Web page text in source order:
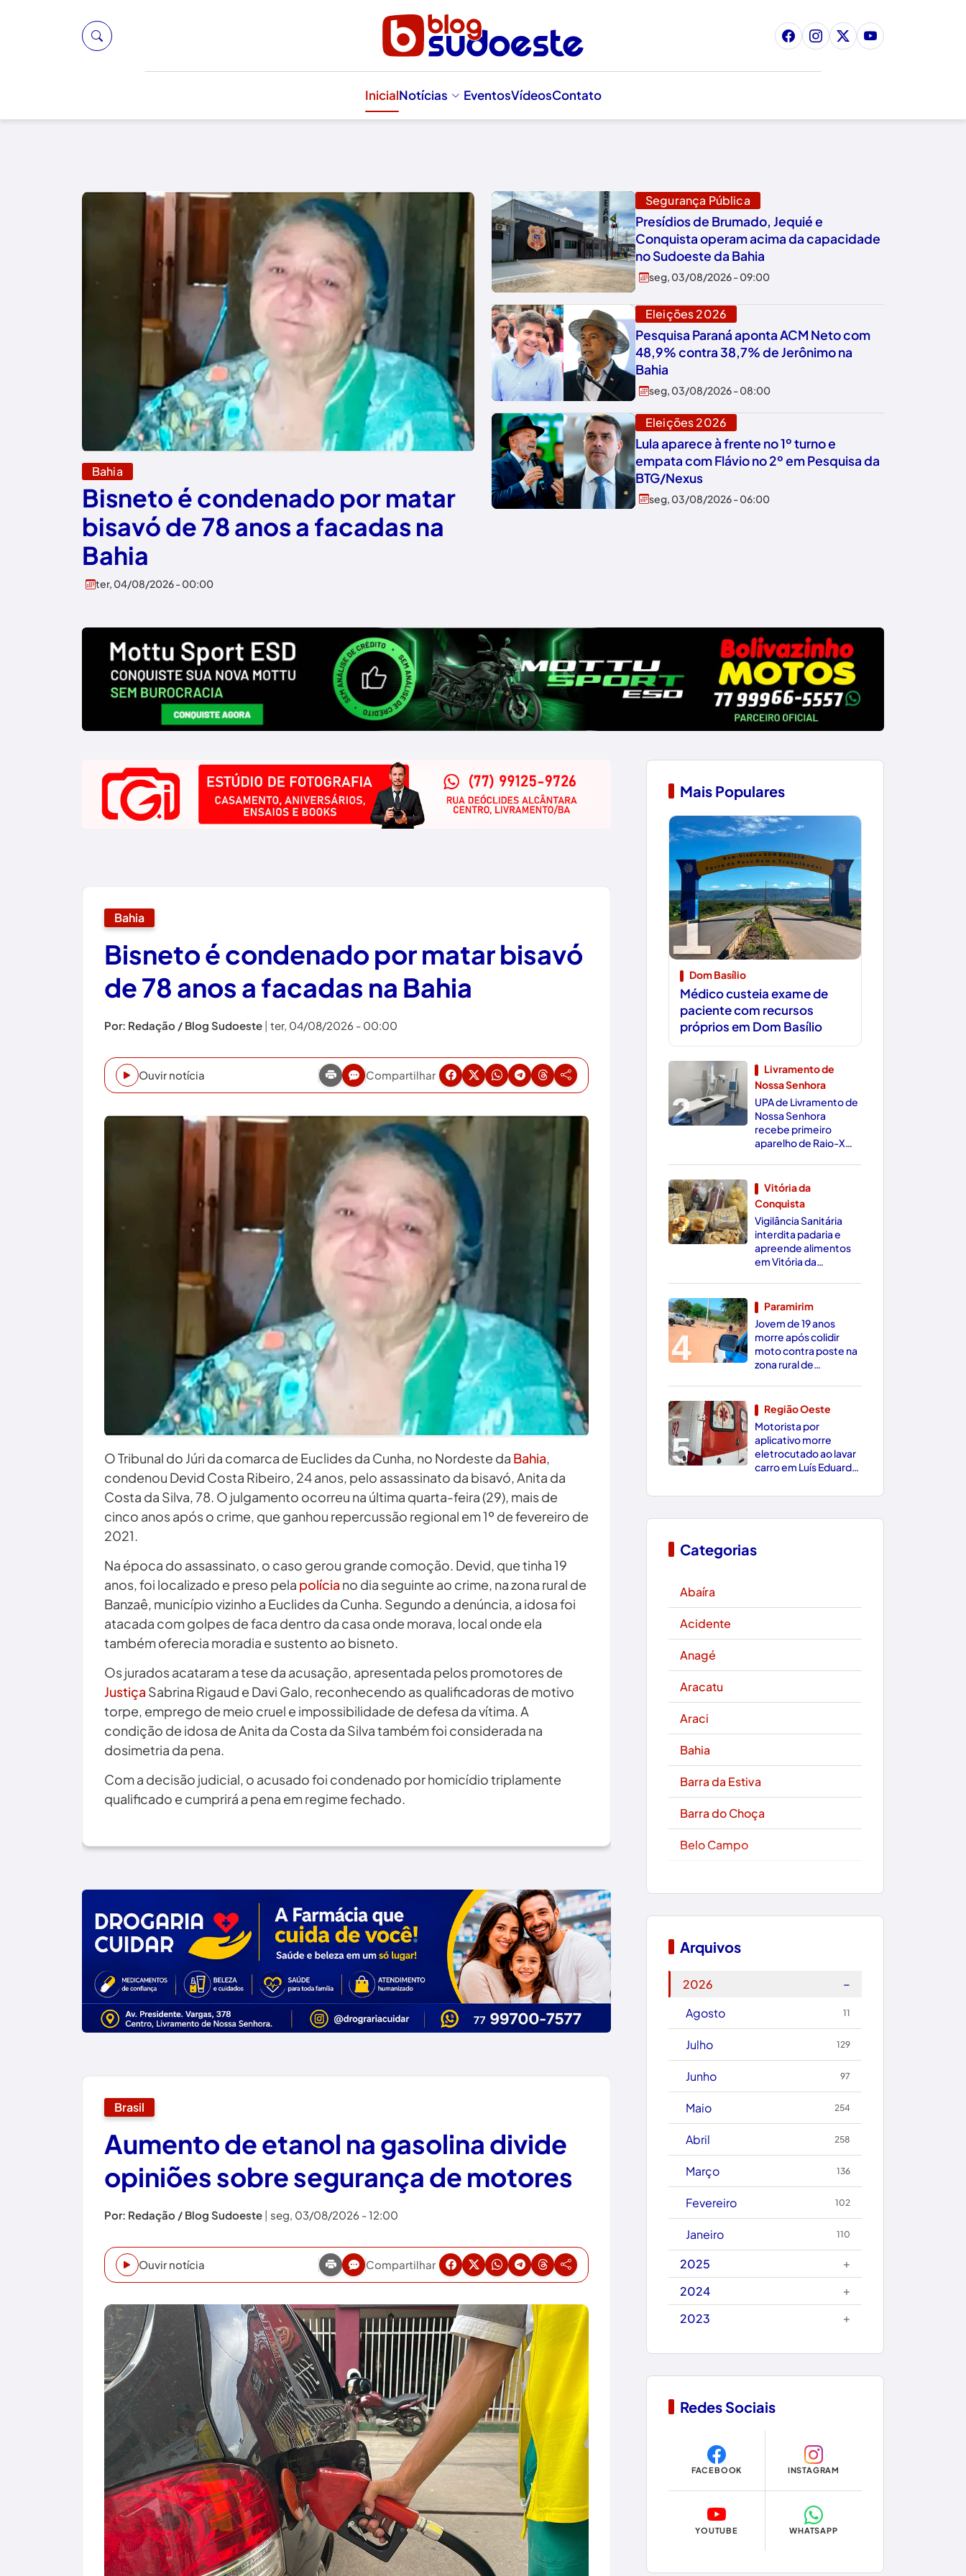
InicialNotícias EventosVídeosContato
Bahia
Bisneto é condenado por matar
bisavó de 78 anos a facadas na
Bahia
ter, 04/08/2026 - 00:00
Segurança Pública
Presídios de Brumado, Jequié e
Conquista operam acima da capacidade
no Sudoeste da Bahia
seg, 03/08/2026 - 09:00
Eleições 2026
Pesquisa Paraná aponta ACM Neto com
48,9% contra 38,7% de Jerônimo na
Bahia
seg, 03/08/2026 - 08:00
Eleições 2026
Lula aparece à frente no 1º turno e
empata com Flávio no 2º em Pesquisa da
BTG/Nexus
seg, 03/08/2026 - 06:00
Bahia
Bisneto é condenado por matar bisavó
de 78 anos a facadas na Bahia
Por: Redação / Blog Sudoeste | ter, 04/08/2026 - 00:00
Ouvir notícia Compartilhar
O Tribunal do Júri da comarca de Euclides da Cunha, no Nordeste da Bahia,
condenou Devid Costa Ribeiro, 24 anos, pelo assassinato da bisavó, Anita da
Costa da Silva, 78. O julgamento ocorreu na última quarta-feira (29), mais de
cinco anos após o crime, que ganhou repercussão regional em 1º de fevereiro de
2021.
Na época do assassinato, o caso gerou grande comoção. Devid, que tinha 19
anos, foi localizado e preso pela polícia no dia seguinte ao crime, na zona rural de
Banzaê, município vizinho a Euclides da Cunha. Segundo a denúncia, a idosa foi
atacada com golpes de faca dentro da casa onde morava, local onde ela
também oferecia moradia e sustento ao bisneto.
Os jurados acataram a tese da acusação, apresentada pelos promotores de
Justiça Sabrina Rigaud e Davi Galo, reconhecendo as qualificadoras de motivo
torpe, emprego de meio cruel e impossibilidade de defesa da vítima. A
condição de idosa de Anita da Costa da Silva também foi considerada na
dosimetria da pena.
Com a decisão judicial, o acusado foi condenado por homicídio triplamente
qualificado e cumprirá a pena em regime fechado.
Brasil
Aumento de etanol na gasolina divide
opiniões sobre segurança de motores
Por: Redação / Blog Sudoeste | seg, 03/08/2026 - 12:00
Ouvir notícia Compartilhar
Mais Populares
1
Dom Basílio
Médico custeia exame de
paciente com recursos
próprios em Dom Basílio
2
Livramento de
Nossa Senhora
UPA de Livramento de
Nossa Senhora
recebe primeiro
aparelho de Raio-X
3
Vitória da
Conquista
Vigilância Sanitária
interdita padaria e
apreende alimentos
em Vitória da
4
Paramirim
Jovem de 19 anos
morre após colidir
moto contra poste na
zona rural de
5
Região Oeste
Motorista por
aplicativo morre
eletrocutado ao lavar
carro em Luís Eduardo
Categorias
Abaíra
Acidente
Anagé
Aracatu
Araci
Bahia
Barra da Estiva
Barra do Choça
Belo Campo
Boquira
Brumado
Caculé
Caetanos
Caetité
Candiba
Cândido Sales
Caraíbas
Carinhanha
Caturama
Chapada Diamantina
Condeúba
Copa do Mundo 2026
Dom Basílio
Economia
Educação
Eleições 2024
Arquivos
2026
−
Agosto
11
Julho 129
Junho 97
Maio 254
Abril 258
Março 136
Fevereiro 102
Janeiro 110
2025
+
2024
+
2023
+
Redes Sociais
FACEBOOK INSTAGRAM
YOUTUBE WHATSAPP